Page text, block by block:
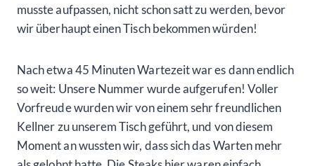
musste aufpassen, nicht schon satt zu werden, bevor
wir überhaupt einen Tisch bekommen würden!
Nach etwa 45 Minuten Wartezeit war es dann endlich
so weit: Unsere Nummer wurde aufgerufen! Voller
Vorfreude wurden wir von einem sehr freundlichen
Kellner zu unserem Tisch geführt, und von diesem
Moment an wussten wir, dass sich das Warten mehr